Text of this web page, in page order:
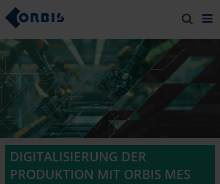
DIGITALISIERUNG DER
PRODUKTION MIT ORBIS MES